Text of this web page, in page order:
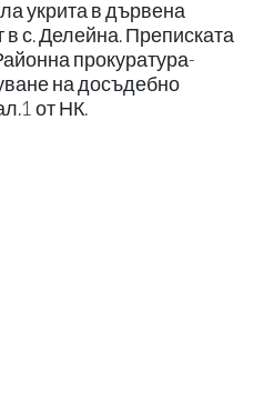
укрита в дървена
с. Делейна. Преписката
прокуратура-
на досъдебно
от НК.